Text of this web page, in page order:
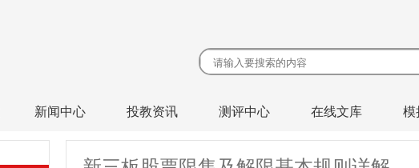
新闻中心 投教资讯 测评中心 在线文库 模